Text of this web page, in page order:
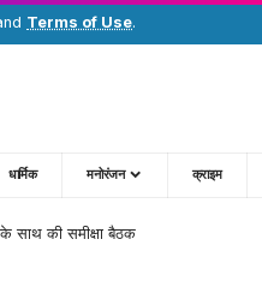
Terms of Use.
धार्मिक मनोरंजन क्राइम
के साथ की समीक्षा बैठक